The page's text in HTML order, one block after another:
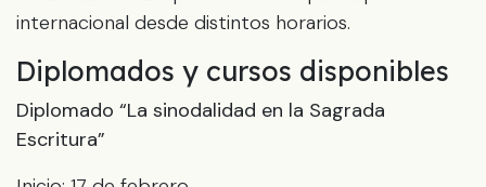
internacional desde distintos horarios.
Diplomados y cursos disponibles
Diplomado “La sinodalidad en la Sagrada
Escritura”